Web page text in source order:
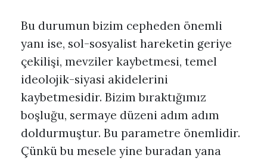
Bu durumun bizim cepheden önemli
yanı ise, sol-sosyalist hareketin geriye
çekilişi, mevziler kaybetmesi, temel
ideolojik-siyasi akidelerini
kaybetmesidir. Bizim bıraktığımız
boşluğu, sermaye düzeni adım adım
doldurmuştur. Bu parametre önemlidir.
Çünkü bu mesele yine buradan yana